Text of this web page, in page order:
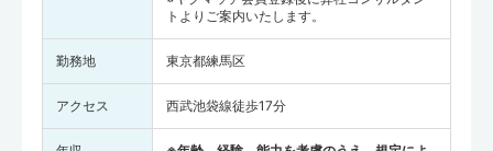
トよりご案内いたします。
勤務地 東京都練馬区
アクセス 西武池袋線徒歩17分